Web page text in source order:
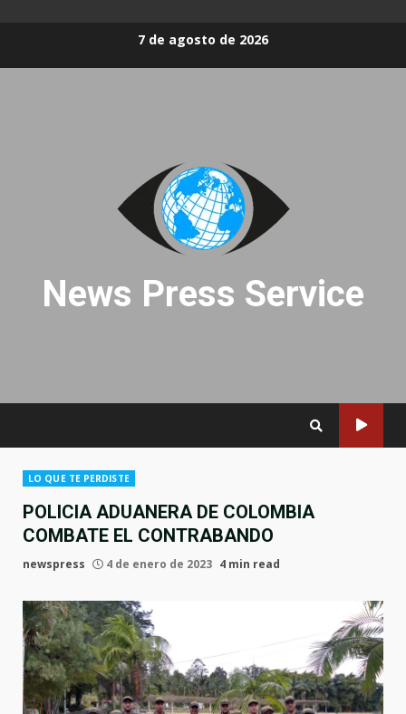
7 de agosto de 2026
News Press Service
LO QUE TE PERDISTE
POLICIA ADUANERA DE COLOMBIA
COMBATE EL CONTRABANDO
newspress 4 de enero de 2023 4 min read